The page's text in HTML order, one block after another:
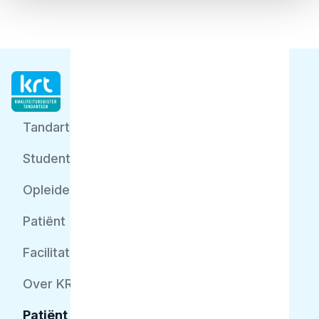
Tandarts
Student
Opleider
Patiënt
Facilitator
Over KRT
Patiënt